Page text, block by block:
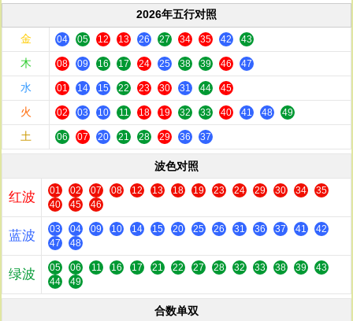
2026年五行对照
金
04 05 12 13 26 27 34 35 42 43
木 08 09 16 17 24 25 38 39 46 47
水 01 14 15 22 23 30 31 44 45
火 02 03 10 11 18 19 32 33 40 41 48 49
土 06 07 20 21 28 29 36 37
波色对照
红波 01 02 07 08 12 13 18 19 23 24 29 30 34
35
40
45 46
蓝波 03 04 09 10 14 15 20 25 26 31 36 37 41
42
47
48
绿波 05 06 11 16 17 21 22 27 28 32 33 38 39
43
44
49
合数单双